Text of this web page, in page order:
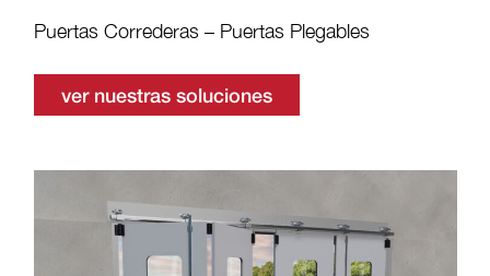
Puertas Correderas – Puertas Plegables
ver nuestras soluciones